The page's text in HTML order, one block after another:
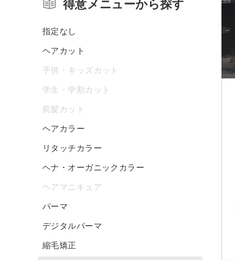
得意メニューから探す
指定なし
ヘアカット
子供・キッズカット
学生・学割カット
前髪カット
ヘアカラー
リタッチカラー
ヘナ・オーガニックカラー
ヘアマニキュア
パーマ
デジタルパーマ
縮毛矯正